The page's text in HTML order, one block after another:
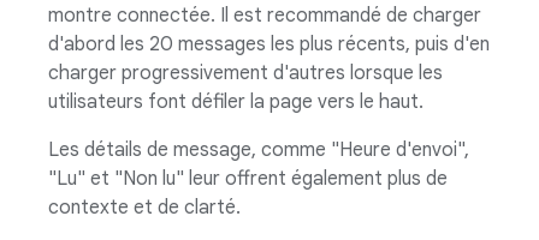
montre connectée. Il est recommandé de charger
d'abord les 20 messages les plus récents, puis d'en
charger progressivement d'autres lorsque les
utilisateurs font défiler la page vers le haut.
Les détails de message, comme "Heure d'envoi",
"Lu" et "Non lu" leur offrent également plus de
contexte et de clarté.